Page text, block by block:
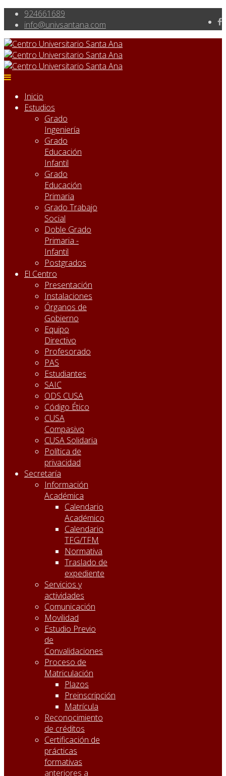
924661689
info@univsantana.com
Inicio
Estudios
Grado
Ingeniería
Grado
Educación
Infantil
Grado
Educación
Primaria
Grado Trabajo
Social
Doble Grado
Primaria -
Infantil
Postgrados
El Centro
Presentación
Instalaciones
Órganos de
Gobierno
Equipo
Directivo
Profesorado
PAS
Estudiantes
SAIC
ODS CUSA
Código Ético
CUSA
Compasivo
CUSA Solidaria
Política de
privacidad
Secretaría
Información
Académica
Calendario
Académico
Calendario
TFG/TFM
Normativa
Traslado de
expediente
Servicios y
actividades
Comunicación
Movilidad
Estudio Previo
de
Convalidaciones
Proceso de
Matriculación
Plazos
Preinscripción
Matrícula
Reconocimiento
de créditos
Certificación de
prácticas
formativas
anteriores a